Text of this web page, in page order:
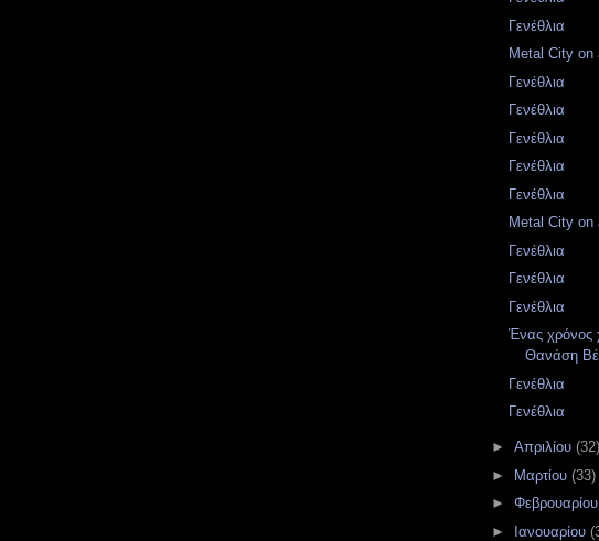
Γενέθλια
Metal City on
Γενέθλια
Γενέθλια
Γενέθλια
Γενέθλια
Γενέθλια
Metal City on
Γενέθλια
Γενέθλια
Γενέθλια
Ένας χρόνος
Θανάση
Γενέθλια
Γενέθλια
► Απριλίου (32)
► Μαρτίου (33)
► Φεβρουαρίου
► Ιανουαρίου